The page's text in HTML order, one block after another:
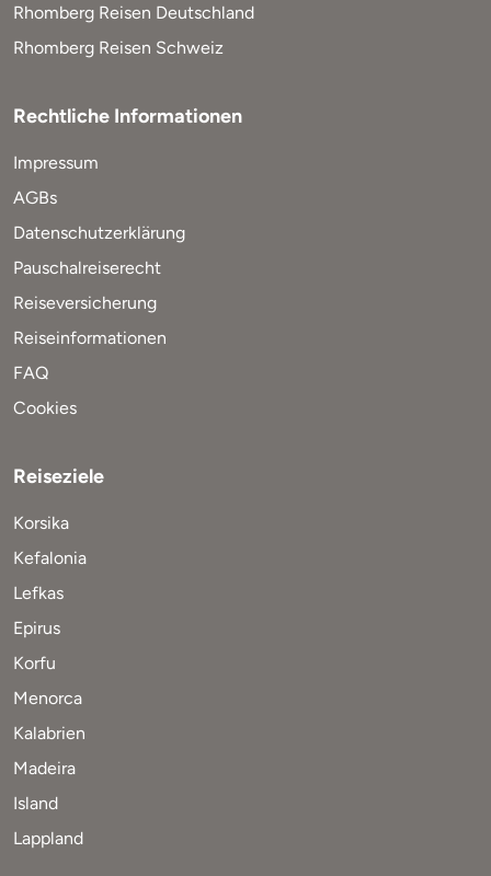
Rhomberg Reisen Deutschland
Rhomberg Reisen Schweiz
Rechtliche Informationen
Impressum
AGBs
Datenschutzerklärung
Pauschalreiserecht
Reiseversicherung
Reiseinformationen
FAQ
Cookies
Reiseziele
Korsika
Kefalonia
Lefkas
Epirus
Korfu
Menorca
Kalabrien
Madeira
Island
Lappland